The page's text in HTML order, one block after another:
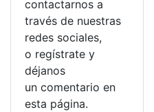
contactarnos a
través de nuestras
redes sociales,
o regístrate y
déjanos
un comentario en
esta página.